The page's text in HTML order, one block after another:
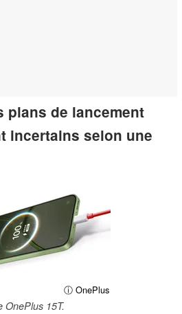
plans de lancement
incertains selon une
ⓘ OnePlus
OnePlus 15T.